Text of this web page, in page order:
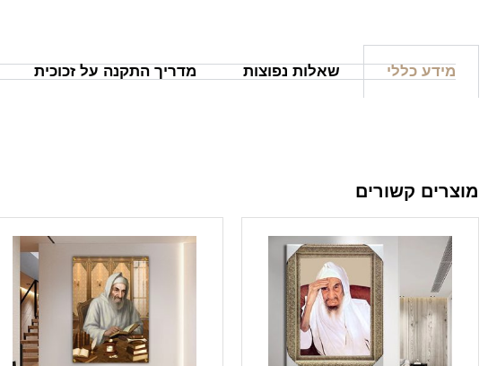
מידע כללי שאלות נפוצות מדריך התקנה על זכוכית
מוצרים קשורים